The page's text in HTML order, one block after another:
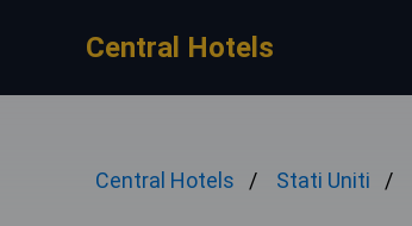
Central Hotels
Central Hotels Stati Uniti